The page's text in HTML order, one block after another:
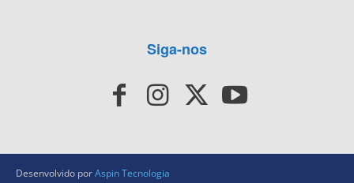
Siga-nos
Desenvolvido porAspin Tecnologia